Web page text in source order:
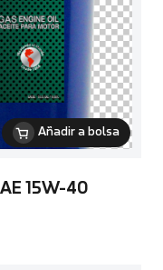
Añadir a bolsa
15W-40